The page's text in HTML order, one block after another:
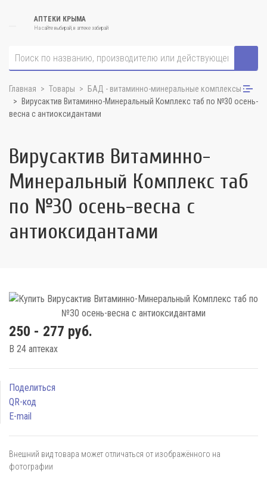
АПТЕКИ КРЫМА
На сайте выбирай, в аптеке забирай
Главная Товары
БАД - витаминно-минеральные комплексы
Вирусактив Витаминно-Минеральный Комплекс таб по №30 осень-
весна с антиоксидантами
Вирусактив Витаминно-
Минеральный Комплекс таб
по №30 осень-весна с
антиоксидантами
250 - 277 руб.
В 24 аптеках
Поделиться
QR-код
E-mail
Внешний вид товара может отличаться от изображённого на
фотографии